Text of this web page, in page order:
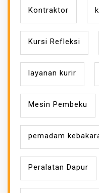
Kontraktor
Kursi Refleksi
layanan kurir
Mesin Pembeku
pemadam
Peralatan Dapur